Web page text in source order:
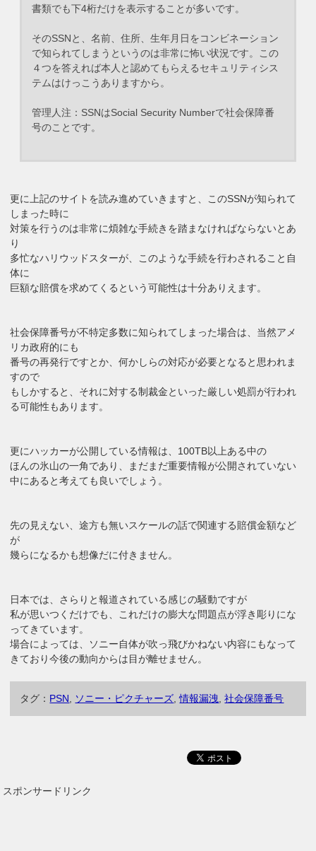
書類でも下4桁だけを表示することが多いです。
そのSSNと、名前、住所、生年月日をコンビネーション
で知られてしまうというのは非常に怖い状況です。この
４つを答えれば本人と認めてもらえるセキュリティシス
テムはけっこうありますから。
管理人注：SSNはSocial Security Numberで社会保障番
号のことです。
更に上記のサイトを読み進めていきますと、このSSNが知られて
しまった時に
対策を行うのは非常に煩雑な手続きを踏まなければならないとあ
り
多忙なハリウッドスターが、このような手続を行わされること自
体に
巨額な賠償を求めてくるという可能性は十分ありえます。
社会保障番号が不特定多数に知られてしまった場合は、当然アメ
リカ政府的にも
番号の再発行ですとか、何かしらの対応が必要となると思われま
すので
もしかすると、それに対する制裁金といった厳しい処罰が行われ
る可能性もあります。
更にハッカーが公開している情報は、100TB以上ある中の
ほんの氷山の一角であり、まだまだ重要情報が公開されていない
中にあると考えても良いでしょう。
先の見えない、途方も無いスケールの話で関連する賠償金額など
が
幾らになるかも想像だに付きません。
日本では、さらりと報道されている感じの騒動ですが
私が思いつくだけでも、これだけの膨大な問題点が浮き彫りにな
ってきています。
場合によっては、ソニー自体が吹っ飛びかねない内容にもなって
きており今後の動向からは目が離せません。
タグ： PSN ソニー・ピクチャーズ ,情報漏洩 ,社会保障番号
スポンサードリンク